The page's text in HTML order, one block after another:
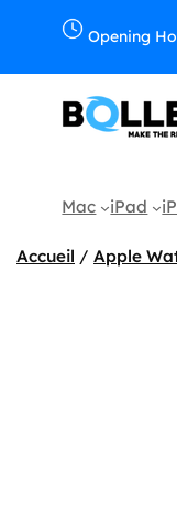
Opening
Mac iPad
Accueil / Apple